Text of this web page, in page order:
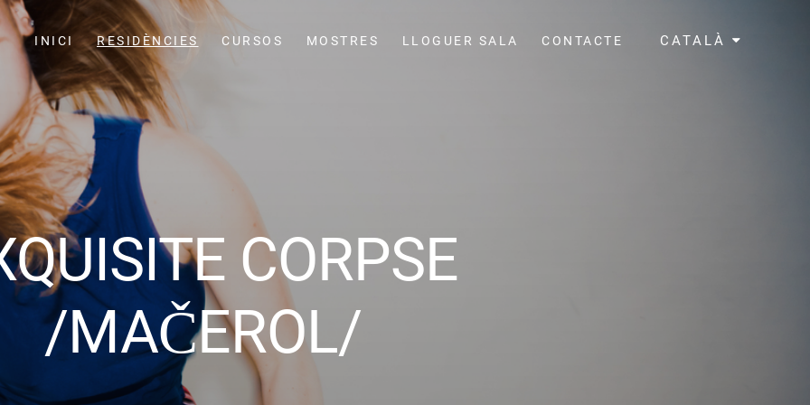
INICI RESIDÈNCIES CURSOS MOSTRES LLOGUER SALA CONTACTE CATALÀ
CORPSE
/MAČEROL/